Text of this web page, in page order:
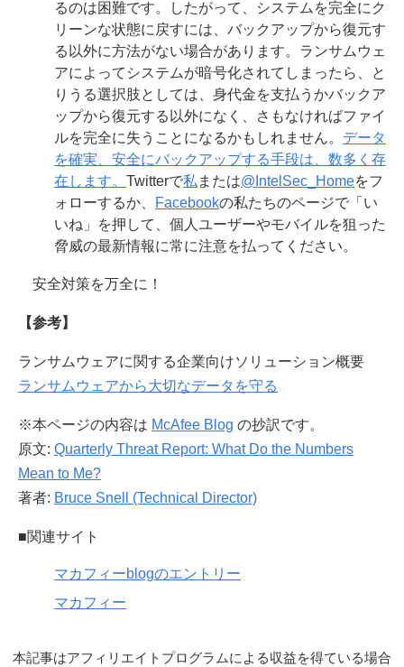
るのは困難です。したがって、システムを完全にク
リーンな状態に戻すには、バックアップから復元す
る以外に方法がない場合があります。ランサムウェ
アによってシステムが暗号化されてしまったら、と
りうる選択肢としては、身代金を支払うかバックア
ップから復元する以外になく、さもなければファイ
ルを完全に失うことになるかもしれません。 データ
を確実、安全にバックアップする手段は、数多く存
在します。 Twitterで私 または@IntelSec_Homeをフ
ォローするか、
Facebookの私たちのページで「い
いね」を押して、個人ユーザーやモバイルを狙った
脅威の最新情報に常に注意を払ってください。
安全対策を万全に！
【参考】
ランサムウェアに関する企業向けソリューション概要
ランサムウェアから大切なデータを守る
※本ページの内容は McAfee Blog の抄訳です。
原文: Quarterly Threat Report: What Do the Numbers
Mean to Me?
著者: Bruce Snell (Technical Director)
■関連サイト
マカフィーblogのエントリー
マカフィー
本記事はアフィリエイトプログラムによる収益を得ている場合